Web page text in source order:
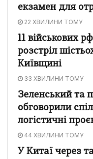
екзамен для
22 ХВИЛИНИ ТОМУ
11 військових
розстріл
Київщині
33 ХВИЛИНИ ТОМУ
Зеленський та
обговорили
логістичні
44 ХВИЛИНИ ТОМУ
У Китаї через